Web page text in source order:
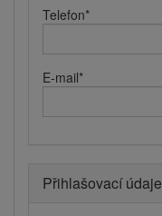
Telefon*
E-mail*
Přihlašovací údaje